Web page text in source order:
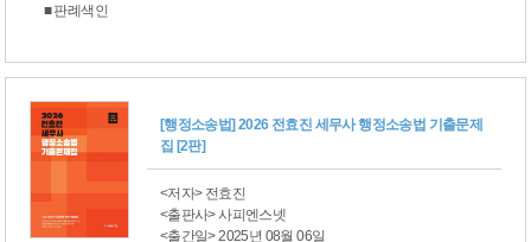
■ 판례색인
[행정소송법] 2026 전효진 세무사 행정소송법 기출문제
집 [2판]
<저자> 전효진
<출판사> 사피엔스넷
<출간일> 2025년 08월 06일